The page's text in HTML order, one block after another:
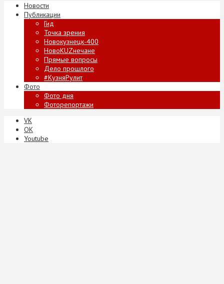
Новости
Публикации
Гид
Точка зрения
Новокузнецк-400
НовоKUZнечане
Прямые вопросы
Дело прошлого
#КузняРулит
Фото
Фото дня
Фоторепортажи
VK
ОК
Youtube